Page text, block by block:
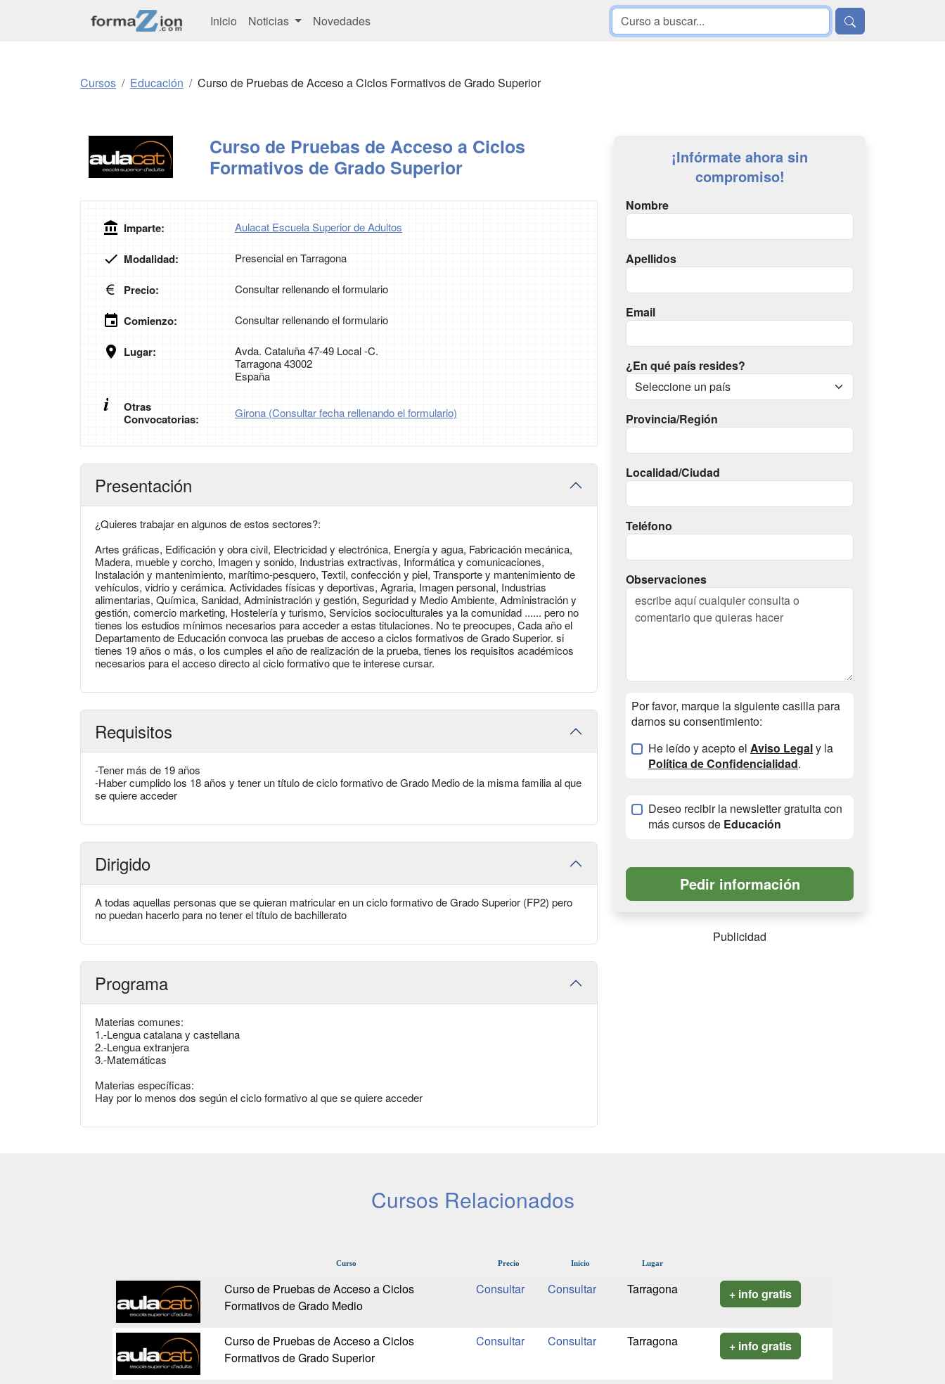
Inicio Noticias Novedades
Cursos Educación Curso de Pruebas de Acceso a Ciclos Formativos de Grado Superior
Curso de Pruebas de Acceso a Ciclos
Formativos de Grado Superior
Imparte: Aulacat Escuela Superior de Adultos
Modalidad: Presencial en Tarragona
Precio: Consultar rellenando el formulario
Comienzo: Consultar rellenando el formulario
Lugar:
Avda. Cataluña 47-49 Local -C.
Tarragona 43002
España
Otras
Convocatorias:
Girona (Consultar fecha rellenando el formulario)
Presentación
¿Quieres trabajar en algunos de estos sectores?:
Artes gráficas, Edificación y obra civil, Electricidad y electrónica, Energía y agua, Fabricación mecánica,
Madera, mueble y corcho, Imagen y sonido, Industrias extractivas, Informática y comunicaciones,
Instalación y mantenimiento, marítimo-pesquero, Textil, confección y piel, Transporte y mantenimiento de
vehículos, vidrio y cerámica. Actividades físicas y deportivas, Agraria, Imagen personal, Industrias
alimentarias, Química, Sanidad, Administración y gestión, Seguridad y Medio Ambiente, Administración y
gestión, comercio marketing, Hostelería y turismo, Servicios socioculturales ya la comunidad ...... pero no
tienes los estudios mínimos necesarios para acceder a estas titulaciones. No te preocupes, Cada año el
Departamento de Educación convoca las pruebas de acceso a ciclos formativos de Grado Superior. si
tienes 19 años o más, o los cumples el año de realización de la prueba, tienes los requisitos académicos
necesarios para el acceso directo al ciclo formativo que te interese cursar.
Requisitos
-Tener más de 19 años
-Haber cumplido los 18 años y tener un título de ciclo formativo de Grado Medio de la misma familia al que
se quiere acceder
Dirigido
A todas aquellas personas que se quieran matricular en un ciclo formativo de Grado Superior (FP2) pero
no puedan hacerlo para no tener el título de bachillerato
Programa
Materias comunes:
1.-Lengua catalana y castellana
2.-Lengua extranjera
3.-Matemáticas
Materias específicas:
Hay por lo menos dos según el ciclo formativo al que se quiere acceder
¡Infórmate ahora sin
compromiso!
Nombre
Apellidos
Email
¿En qué país resides?
Provincia/Región
Localidad/Ciudad
Teléfono
Observaciones
Por favor, marque la siguiente casilla para
darnos su consentimiento:
He leído y acepto el Aviso Legaly la
Política de Confidencialidad.
Deseo recibir la newsletter gratuita con
más cursos de Educación
Publicidad
Cursos Relacionados
Curso Precio Inicio Lugar
Curso de Pruebas de Acceso a Ciclos
Formativos de Grado Medio
Tarragona + info gratis
Curso de Pruebas de Acceso a Ciclos
Formativos de Grado Superior
Tarragona + info gratis